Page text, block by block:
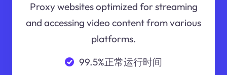
Proxy websites optimized for streaming
and accessing video content from various
platforms.
99.5%正常运行时间